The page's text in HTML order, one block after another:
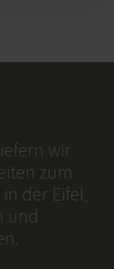
wir
zum
der Eifel,
und